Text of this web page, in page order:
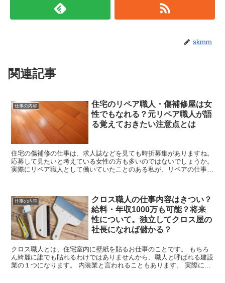
skmm
関連記事
仕事の内容
住宅のリペア職人・傷補修屋は女
性でもなれる？元リペア職人が語
る覚えておきたい注意点とは
住宅の傷補修の仕事は、求人誌などを見ても時折募集がありますね。
応募して見たいと考えている女性の方も多いのではないでしょうか。
実際にリペア職人として働いていたことのある私が、リペアの仕事は
仕事の内容
クロス職人の仕事内容はきつい？
給料・年収1000万も可能？将来
性について。独立してクロス屋の
社長になれば儲かる？
クロス職人とは、住宅室内に壁紙を貼るお仕事のことです。 もちろ
ん綺麗に誰でも貼れるわけではありませんから、職人と呼ばれる建設
業の１つになります。 内装業と言われることもあります。 実際にク